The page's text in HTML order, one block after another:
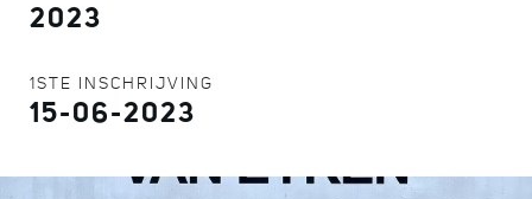
2023
1STE INSCHRIJVING
15-06-2023